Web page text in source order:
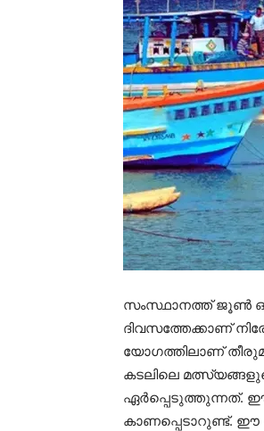
സംസ്ഥാനത്ത് ജൂണ്‍
ദിവസത്തേക്കാണ്
യോഗത്തിലാണ്
കടലിലെ
ഏര്‍പ്പെടുത്തുന്നത്. ഈ
കാണപ്പെടാറുണ്ട്.